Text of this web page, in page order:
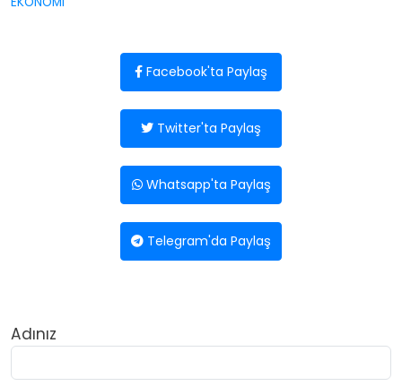
Facebook'ta Paylaş
Twitter'ta Paylaş
Whatsapp'ta Paylaş
Telegram'da Paylaş
Adınız